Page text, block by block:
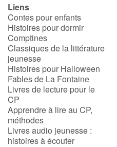
Liens
Contes pour enfants
Histoires pour dormir
Comptines
Classiques de la littérature
jeunesse
Histoires pour Halloween
Fables de La Fontaine
Livres de lecture pour le
CP
Apprendre à lire au CP,
méthodes
Livres audio jeunesse :
histoires à écouter